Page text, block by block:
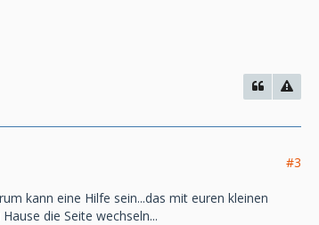
#3
kann eine Hilfe sein...das mit euren kleinen
die Seite wechseln...